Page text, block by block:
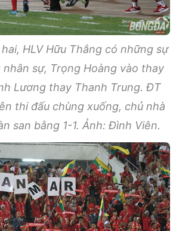
HLV Hữu Thắng có những sự
sự, Trọng Hoàng vào thay
Lương thay Thanh Trung. ĐT
thi đấu chùng xuống, chủ nhà
san bằng 1-1. Ảnh: Đình Viên.